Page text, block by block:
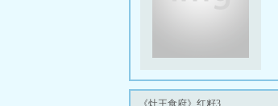
《灶王食府》红籽3